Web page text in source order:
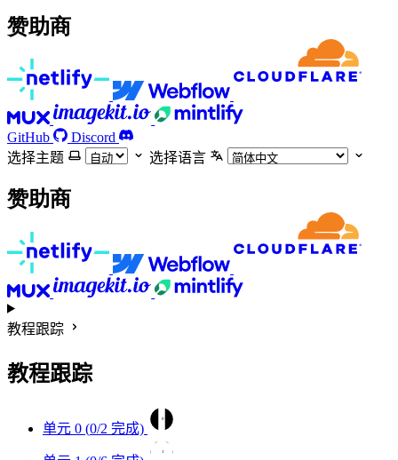
赞助商
GitHub
Discord
选择主题
选择语言
赞助商
教程跟踪
教程跟踪
单元 0 (0/2 完成)
0
1